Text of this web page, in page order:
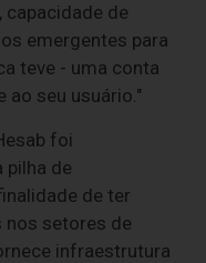
capacidade de
emergentes para
teve - uma conta
ao seu usuário."
foi
pilha de
de ter
nos setores de
infraestrutura